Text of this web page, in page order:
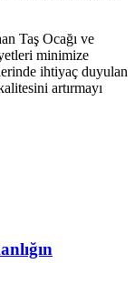
Taş Ocağı ve
minimize
ihtiyaç duyulan
artırmayı